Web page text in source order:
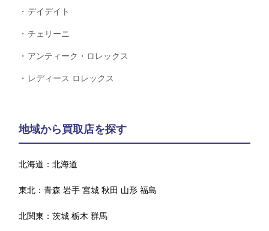
デイデイト
チェリーニ
アンティーク・ロレックス
レディース ロレックス
地域から買取店を探す
北海道：北海道
東北：青森 岩手 宮城 秋田 山形 福島
北関東：茨城 栃木 群馬